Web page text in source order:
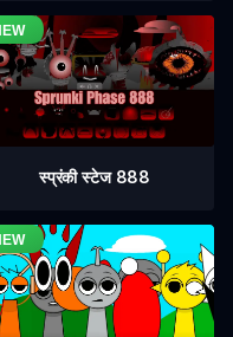
स्प्रंकी स्टेज 888